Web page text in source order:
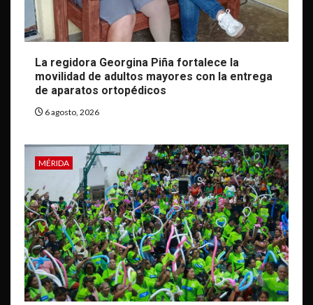
La regidora Georgina Piña fortalece la
movilidad de adultos mayores con la entrega
de aparatos ortopédicos
6 agosto, 2026
MÉRIDA